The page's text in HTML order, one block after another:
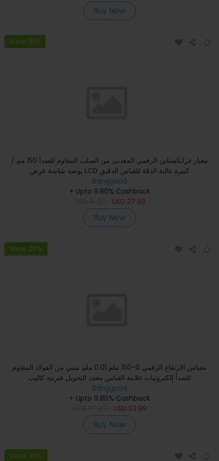
Buy Now
Save 18%
معيار فرانكشتاين الرقمي المعدني من الصلب المقاوم للصدأ 150 مم /
بوصة شاشة عرض LCD كبيرة عالية الدقة للقياس الدقيق
Banggood
+ Upto 9.80% Cashback
USD 27.99
Buy Now
Save 26%
مقياس الارتفاع الرقمي 0-150 ملم 0.01 ملم ميني من الفولاذ المقاوم
للصدأ إلكترونيات علامة القياس محدد التحويل فيرنيه كاليب
Banggood
+ Upto 9.80% Cashback
USD 53.99
Buy Now
Save 36%